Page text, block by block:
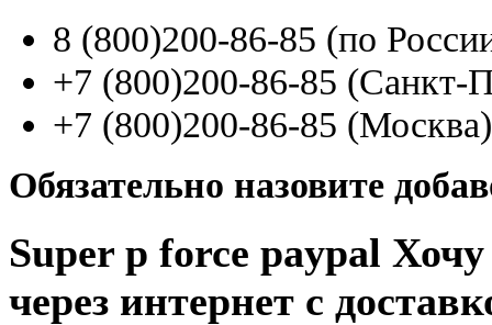
8 (800)200-86-85 (по
+7 (800)200-86-85 (Санкт-
+7 (800)200-86-85 (Москва)
Обязательно назовите
Super p force paypal
через интернет с